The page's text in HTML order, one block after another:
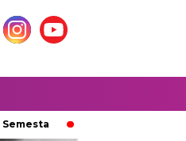
Ketika Ijazah Analog